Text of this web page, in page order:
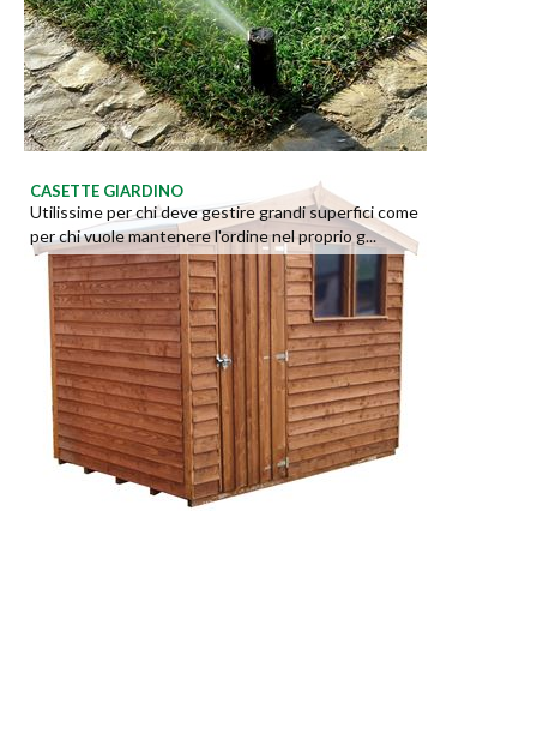
CASETTE GIARDINO
Utilissime per chi deve gestire grandi superfici come
per chi vuole mantenere l'ordine nel proprio g...